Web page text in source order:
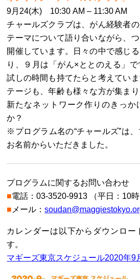
9月24(木) 10:30 AM – 11:30 AM
チャールズクラブは、がん経験者の
テーマについて語り合いながら、
開催しています。日々の中で感じ
り、９月は「がん×ととのえる」
試しの時間も持てたらと考えてい
テージも、年齢も様々な方が集まり
新たなネットワーク作りのきっか
か？
※プログラム名の“チャールズ”は
お名前からいただきました。
プログラムに関するお問い合わせ
■電話：03-3520-9913 （平日：10時
■ メール：
カレンダーは以下からダウンロー
す。
マギーズ東京スケジュール2020年9